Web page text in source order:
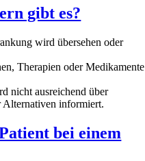
gibt es?
wird übersehen oder
Therapien oder Medikamente
nicht ausreichend über
informiert.
bei einem